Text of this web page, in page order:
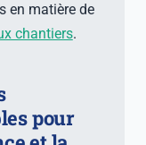
en matière de
chantiers.
pour